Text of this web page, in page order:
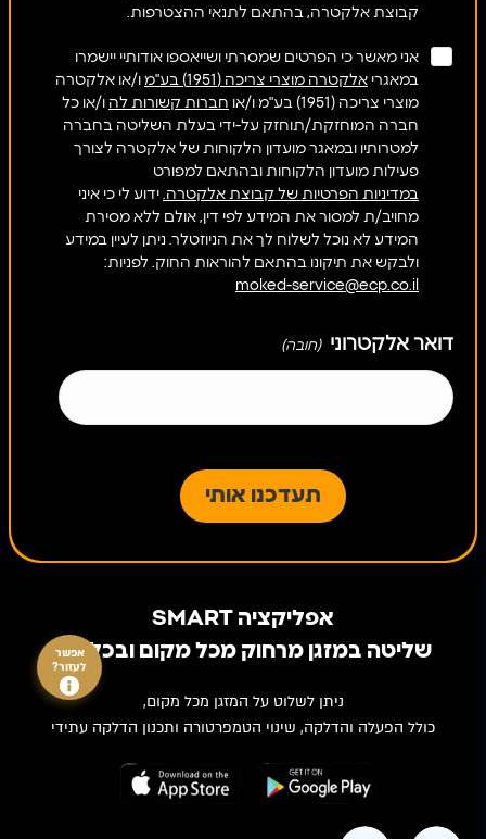
קבוצת אלקטרה, בהתאם לתנאי ההצטרפות.
אני מאשר כי הפרטים שמסרתי ושייאספו אודותיי יישמרו
במאגרי אלקטרה מוצרי צריכה (1951) בע"מ
ו/או אלקטרה
מוצרי צריכה (1951) בע"מ ו/או
חברות קשורות לה ו/או כל
חברה המוחזקת/תוחזק על-ידי בעלת השליטה בחברה
למטרותיו ובמאגר מועדון הלקוחות של אלקטרה לצורך
פעילות מועדון הלקוחות ובהתאם למפורט
במדיניות הפרטיות של קבוצת אלקטרה. ידוע לי כי איני
מחויב/ת למסור את המידע לפי דין, אולם ללא מסירת
המידע לא נוכל לשלוח לך את הניוזטלר. ניתן לעיין במידע
ולבקש את תיקונו בהתאם להוראות החוק. לפניות:
moked-service@ecp.co.il
דואר אלקטרוני (חובה)
אפליקציה SMART
שליטה במזגן מרחוק מכל מקום ובכל זמן
ניתן לשלוט על המזגן מכל מקום,
כולל הפעלה והדלקה, שינוי הטמפרטורה ותכנון הדלקה עתידי
אפשר
לעזור?